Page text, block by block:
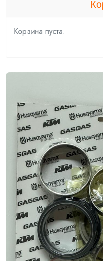
Корзина пуста.